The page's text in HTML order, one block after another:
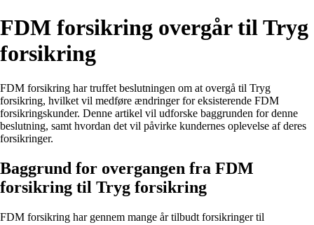
FDM forsikring overgår til Tryg
forsikring
FDM forsikring har truffet beslutningen om at overgå til Tryg
forsikring, hvilket vil medføre ændringer for eksisterende FDM
forsikringskunder. Denne artikel vil udforske baggrunden for denne
beslutning, samt hvordan det vil påvirke kundernes oplevelse af deres
forsikringer.
Baggrund for overgangen fra FDM
forsikring til Tryg forsikring
FDM forsikring har gennem mange år tilbudt forsikringer til